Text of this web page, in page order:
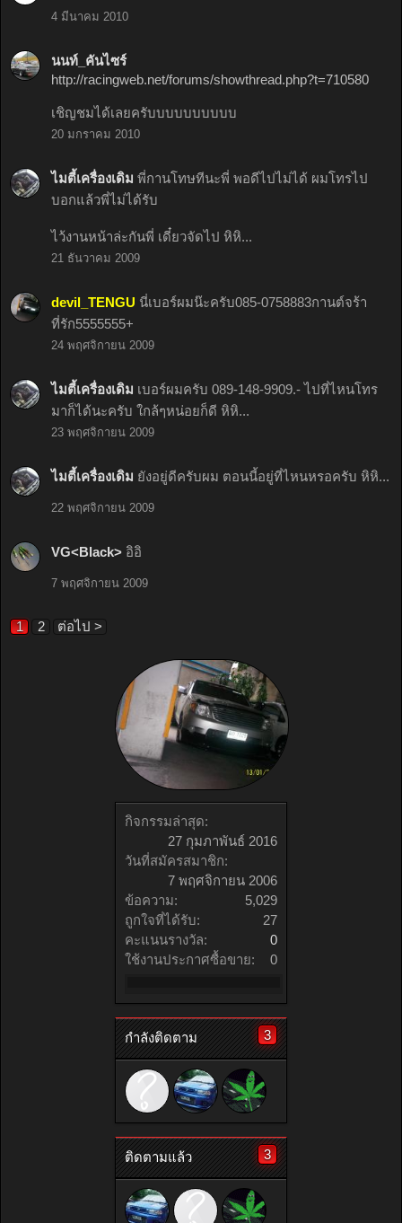
กิจกรรมล่าสุด:
27 กุมภาพันธ์ 2016
วันที่สมัครสมาชิก:
7 พฤศจิกายน 2006
ข้อความ:
5,029
ถูกใจที่ได้รับ:
27
คะแนนรางวัล:
0
ใช้งานประกาศซื้อขาย:
0
กำลังติดตาม 3
ติดตามแล้ว 3
4 มีนาคม 2010
นนท์_คันไซร์
http://racingweb.net/forums/showthread.php?t=710580
เชิญชมได้เลยครับบบบบบบบบบ
20 มกราคม 2010
ไมตี้เครื่องเดิม พี่กานโทษทีนะพี่ พอดีไปไม่ได้ ผมโทรไป
บอกแล้วพี่ไม่ได้รับ
ไว้งานหน้าล่ะกันพี่ เดี๋ยวจัดไป หิหิ...
21 ธันวาคม 2009
devil_TENGU นี่เบอร์ผมน๊ะครับ085-0758883กานต์จร้า
ที่รัก5555555+
24 พฤศจิกายน 2009
ไมตี้เครื่องเดิม เบอร์ผมครับ 089-148-9909.- ไปที่ไหนโทร
มาก็ได้นะครับ ใกล้ๆหน่อยก็ดี หิหิ...
23 พฤศจิกายน 2009
ไมตี้เครื่องเดิม ยังอยู่ดีครับผม ตอนนี้อยู่ที่ไหนหรอครับ หิหิ...
22 พฤศจิกายน 2009
VG<Black> อิอิ
7 พฤศจิกายน 2009
1 2 ต่อไป >